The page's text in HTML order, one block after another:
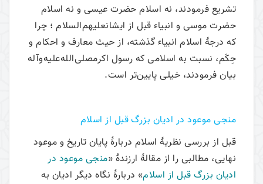
تشریع فرمودند، نه اسلام حضرت عیسی و نه اسلام
حضرت موسی و انبیاء قبل از ایشانعلیهم‌السلام ؛ چرا
که درجۀ اسلام انبیاء گذشته، از حیث معارف و احکام و
حِکَم، نسبت به اسلامی که رسول اکرمصلی‌الله‌علیه‌وآله
بیان فرمودند، خیلی پایین‌تر است.
منجی موعود در ادیان‌ بزرگ قبل‌ از اسلام
قبل از بررسی نظریۀ اسلام دربارۀ پایان تاریخ و موعود
نهایی، مطالبی را از مقالۀ ارزندۀ «منجی موعود در
ادیان‌ بزرگ قبل‌ از اسلام» دربارۀ نگاه دیگر ادیان به